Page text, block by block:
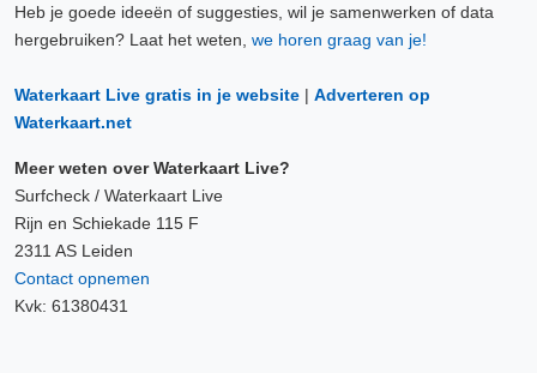
Heb je goede ideeën of suggesties, wil je samenwerken of data
hergebruiken? Laat het weten, we horen graag van je!
Waterkaart Live gratis in je website | Adverteren op
Waterkaart.net
Meer weten over Waterkaart Live?
Surfcheck / Waterkaart Live
Rijn en Schiekade 115 F
2311 AS Leiden
Contact opnemen
Kvk: 61380431